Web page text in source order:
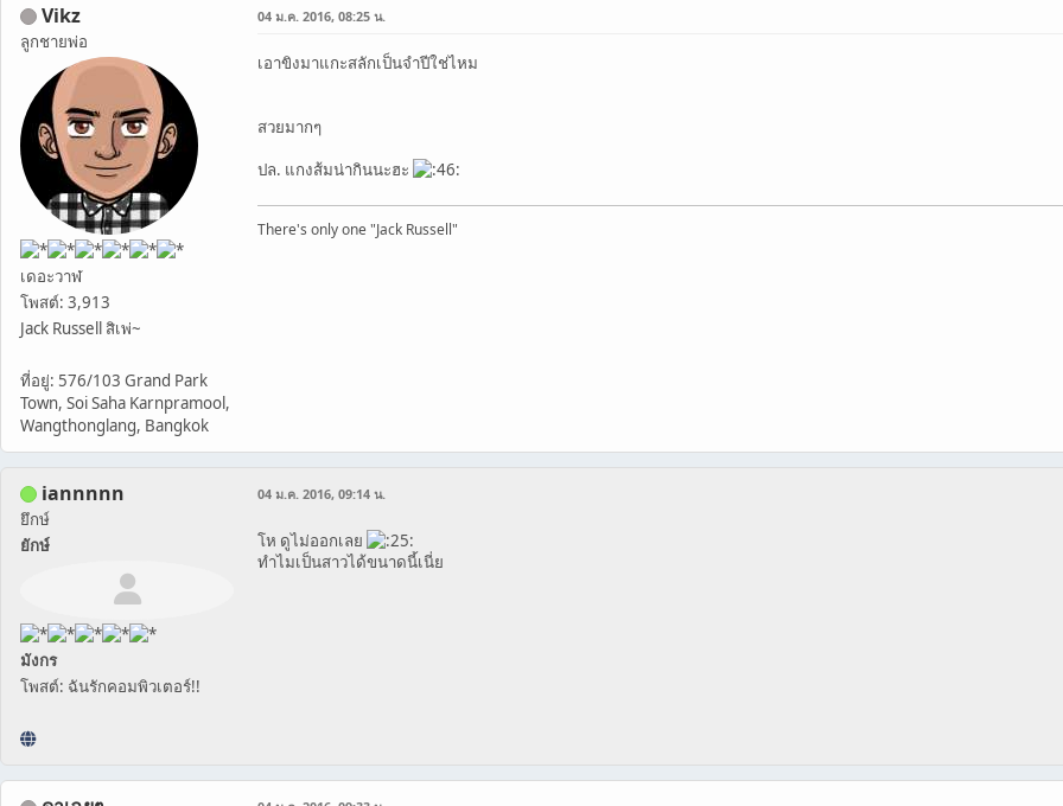
Vikz
ลูกชายพ่อ
เดอะวาฬ
โพสต์: 3,913
Jack Russell สิเพ่~
ที่อยู่: 576/103 Grand Park
Town, Soi Saha Karnpramool,
Wangthonglang, Bangkok
04 ม.ค. 2016, 08:25 น.
เอาขิงมาแกะสลักเป็นจำปีใช่ไหม
สวยมากๆ
ปล. แกงส้มน่ากินนะฮะ
There's only one "Jack Russell"
iannnnn
ยึกษ์
ยักษ์
มังกร
โพสต์: ฉันรักคอมพิวเตอร์!!
04 ม.ค. 2016, 09:14 น.
โห ดูไม่ออกเลย
ทำไมเป็นสาวได้ขนาดนี้เนี่ย